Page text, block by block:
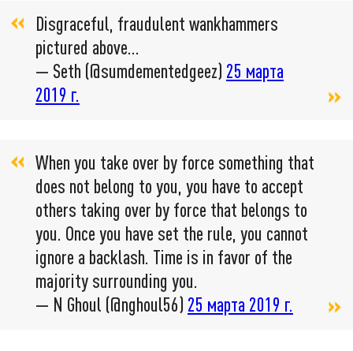
Disgraceful, fraudulent wankhammers
pictured above...
— Seth (@sumdementedgeez) 25 марта
2019 г.
When you take over by force something that
does not belong to you, you have to accept
others taking over by force that belongs to
you. Once you have set the rule, you cannot
ignore a backlash. Time is in favor of the
majority surrounding you.
— N Ghoul (@nghoul56) 25 марта 2019 г.